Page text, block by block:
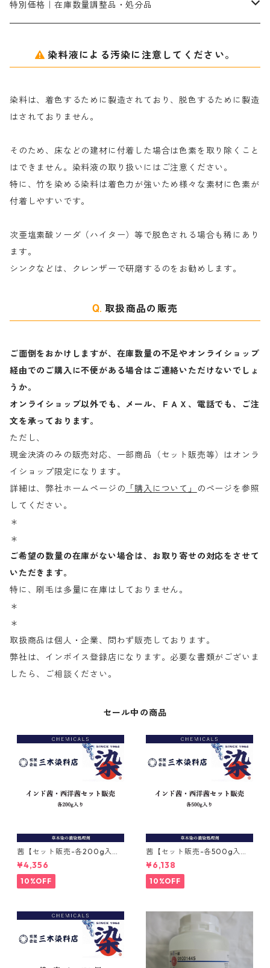
セレナゾールPDN｜各種染料の染料溶解剤
防腐剤｜アルカリ性
メイプロガムNP（綿・麻・絹用｜直接・酸性・含金染料用）
白場汚染防止剤｜ソーピング剤｜水洗する際の再汚染防止剤
カ行
ナ行
ハ行
マ行
特別価格｜在庫数量調整品・処分品
粉末顔料
綿・麻を染める染料
絹・羊毛を染める染料
染料液による汚染に注意してください。
染料は、着色するために製造されており、脱色するために製造
はされておりません。
そのため、床などの建材に付着した場合は色素を取り除くこと
はできません。染料液の取り扱いにはご注意ください。
特に、竹を染める染料は着色力が強いため様々な素材に色素が
付着しやすいです。
次亜塩素酸ソーダ（ハイター）等で脱色される場合も稀にあり
ます。
シンクなどは、クレンザーで研磨するのをお勧めします。
取扱商品の販売
ご面倒をおかけしますが、在庫数量の不足やオンライショップ
経由でのご購入に不便がある場合はご連絡いただけないでしょ
うか。
オンライショップ以外でも、メール、ＦＡＸ、電話でも、ご注
文を承っております。
ただし、
現金決済のみの販売対応、一部商品（セット販売等）はオンラ
イショップ限定になります。
詳細は、弊社ホームページの 「購入について」
のページを参照
してください。
＊
＊
ご希望の数量の在庫がない場合は、お取り寄せの対応をさせて
いただきます。
特に、刷毛は多量に在庫はしておりません。
＊
＊
取扱商品は個人・企業、問わず販売しております。
弊社は、インボイス登録店になります。必要な書類がございま
したら、ご相談ください。
セール中の商品
茜【セット販売-各200g入
り】｜インド茜と西洋茜
¥4,356
10%OFF
茜【セット販売-各500g入
り】｜インド茜と西洋茜
¥6,138
10%OFF